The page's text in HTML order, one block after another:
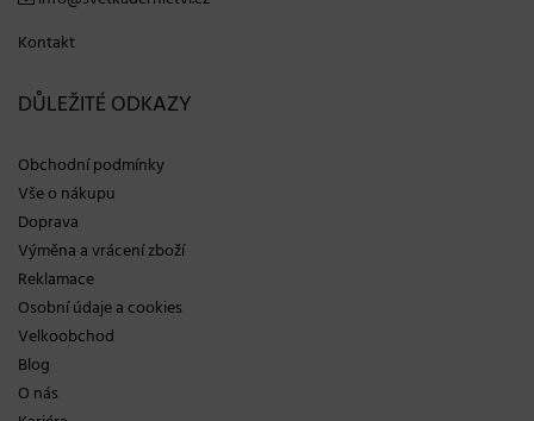
Kontakt
DŮLEŽITÉ ODKAZY
Obchodní podmínky
Vše o nákupu
Doprava
Výměna a vrácení zboží
Reklamace
Osobní údaje a cookies
Velkoobchod
Blog
O nás